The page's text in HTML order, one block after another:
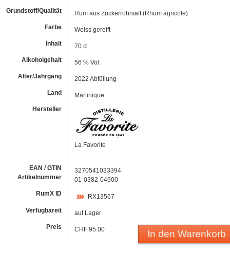
Grundstoff/Qualität
Rum aus Zuckerrohrsaft (Rhum agricole)
Farbe
Weiss gereift
Inhalt
70 cl
Alkoholgehalt
56 % Vol.
Alter/Jahrgang
2022 Abfüllung
Land
Martinique
Hersteller
La Favorite
EAN / GTIN
Artikelnummer
3270541033394
01-0382-04900
RumX ID
RX13567
Verfügbareit
auf Lager
Preis
CHF 95.00 In den Warenkorb